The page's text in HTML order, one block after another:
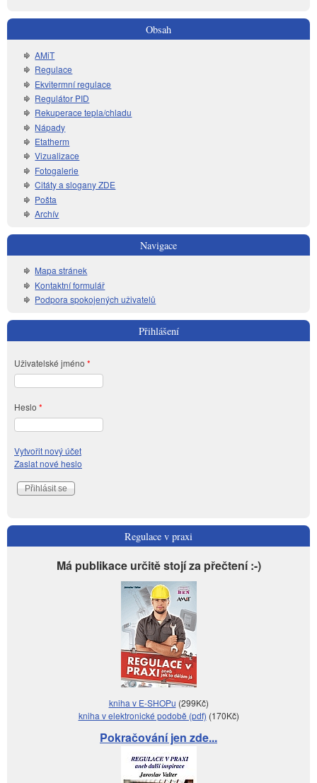
Obsah
AMiT
Regulace
Ekvitermní regulace
Regulátor PID
Rekuperace tepla/chladu
Nápady
Etatherm
Vizualizace
Fotogalerie
Citáty a slogany ZDE
Pošta
Archív
Navigace
Mapa stránek
Kontaktní formulář
Podpora spokojených uživatelů
Přihlášení
Uživatelské jméno *
Heslo *
Vytvořit nový účet
Zaslat nové heslo
Regulace v praxi
Má publikace určitě stojí za přečtení :-)
kniha v E-SHOPu (299Kč)
kniha v elektronické podobě (pdf) (170Kč)
Pokračování jen zde...